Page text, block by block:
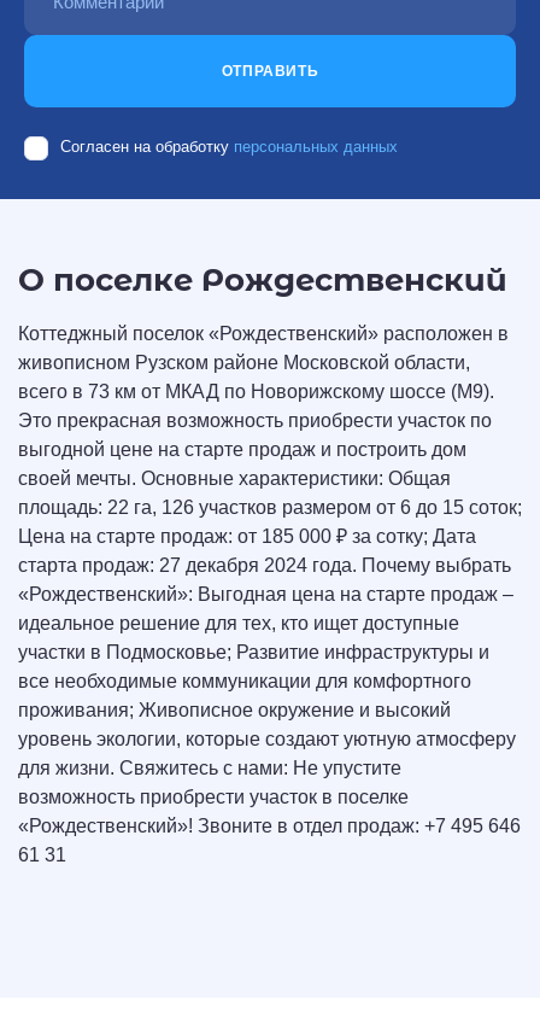
ОТПРАВИТЬ
Согласен на обработку персональных данных
О поселке Рождественский
Коттеджный поселок «Рождественский» расположен в
живописном Рузском районе Московской области,
всего в 73 км от МКАД по Новорижскому шоссе (М9).
Это прекрасная возможность приобрести участок по
выгодной цене на старте продаж и построить дом
своей мечты. Основные характеристики: Общая
площадь: 22 га, 126 участков размером от 6 до 15 соток;
Цена на старте продаж: от 185 000 ₽ за сотку; Дата
старта продаж: 27 декабря 2024 года. Почему выбрать
«Рождественский»: Выгодная цена на старте продаж –
идеальное решение для тех, кто ищет доступные
участки в Подмосковье; Развитие инфраструктуры и
все необходимые коммуникации для комфортного
проживания; Живописное окружение и высокий
уровень экологии, которые создают уютную атмосферу
для жизни. Свяжитесь с нами: Не упустите
возможность приобрести участок в поселке
«Рождественский»! Звоните в отдел продаж: +7 495 646
61 31